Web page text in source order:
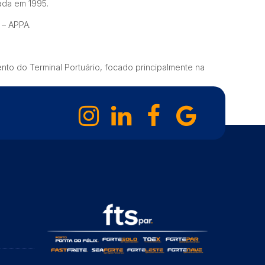
em 1995.
APPA.
do Terminal Portuário, focado principalmente na